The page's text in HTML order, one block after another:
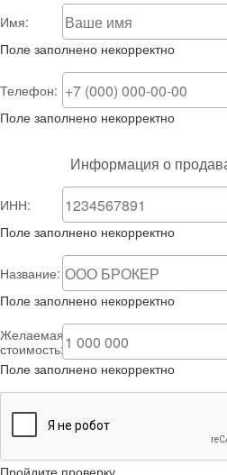
Имя:
Поле заполнено некорректно
Телефон:
Поле заполнено некорректно
Информация о
ИНН:
Поле заполнено некорректно
Название:
Поле заполнено некорректно
Желаемая
стоимость:
Поле заполнено некорректно
Пройдите проверку